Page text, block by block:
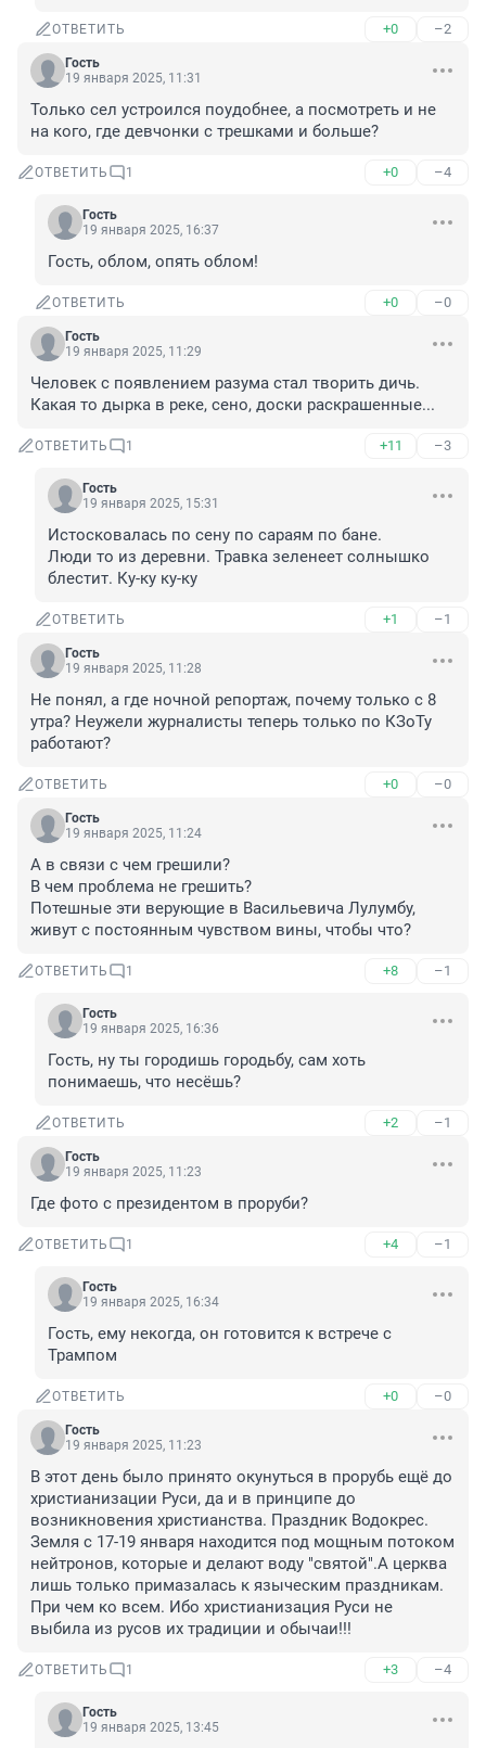
ОТВЕТИТЬ +0 –2
Гость
19 января 2025, 11:31
Только сел устроился поудобнее, а посмотреть и не
на кого, где девчонки с трешками и больше?
ОТВЕТИТЬ 1 +0 –4
Гость
19 января 2025, 16:37
Гость, облом, опять облом!
ОТВЕТИТЬ +0 –0
Гость
19 января 2025, 11:29
Человек с появлением разума стал творить дичь.
Какая то дырка в реке, сено, доски раскрашенные...
ОТВЕТИТЬ 1 +11 –3
Гость
19 января 2025, 15:31
Истосковалась по сену по сараям по бане.
Люди то из деревни. Травка зеленеет солнышко
блестит. Ку-ку ку-ку
ОТВЕТИТЬ +1 –1
Гость
19 января 2025, 11:28
Не понял, а где ночной репортаж, почему только с 8
утра? Неужели журналисты теперь только по КЗоТу
работают?
ОТВЕТИТЬ +0 –0
Гость
19 января 2025, 11:24
А в связи с чем грешили?
В чем проблема не грешить?
Потешные эти верующие в Васильевича Лулумбу,
живут с постоянным чувством вины, чтобы что?
ОТВЕТИТЬ 1 +8 –1
Гость
19 января 2025, 16:36
Гость, ну ты городишь городьбу, сам хоть
понимаешь, что несёшь?
ОТВЕТИТЬ +2 –1
Гость
19 января 2025, 11:23
Где фото с президентом в проруби?
ОТВЕТИТЬ 1 +4 –1
Гость
19 января 2025, 16:34
Гость, ему некогда, он готовится к встрече с
Трампом
ОТВЕТИТЬ +0 –0
Гость
19 января 2025, 11:23
В этот день было принято окунуться в прорубь ещё до
христианизации Руси, да и в принципе до
возникновения христианства. Праздник Водокрес.
Земля с 17-19 января находится под мощным потоком
нейтронов, которые и делают воду "святой".А церква
лишь только примазалась к языческим праздникам.
При чем ко всем. Ибо христианизация Руси не
выбила из русов их традиции и обычаи!!!
ОТВЕТИТЬ 1 +3 –4
Гость
19 января 2025, 13:45